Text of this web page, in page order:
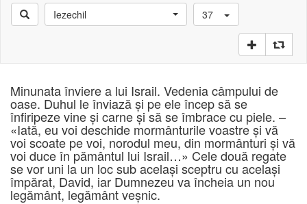
Iezechil 37
Minunata înviere a lui Israil. Vedenia câmpului de
oase. Duhul le înviază şi pe ele încep să se
înfiripeze vine şi carne şi să se îmbrace cu piele. –
«Iată, eu voi deschide mormânturile voastre şi vă
voi scoate pe voi, norodul meu, din mormânturi şi vă
voi duce în pământul lui Israil…» Cele două regate
se vor uni la un loc sub acelaşi sceptru cu acelaşi
împărat, David, iar Dumnezeu va încheia un nou
legământ, legământ veşnic.